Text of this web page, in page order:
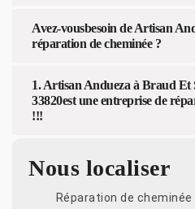
Avez-vousbesoin de Artisan
réparation de cheminée ?
1. Artisan Andueza à Braud Et
33820est une entreprise de
!!!
Nous localiser
Réparation de